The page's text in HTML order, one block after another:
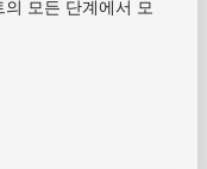
모든 단계에서 모